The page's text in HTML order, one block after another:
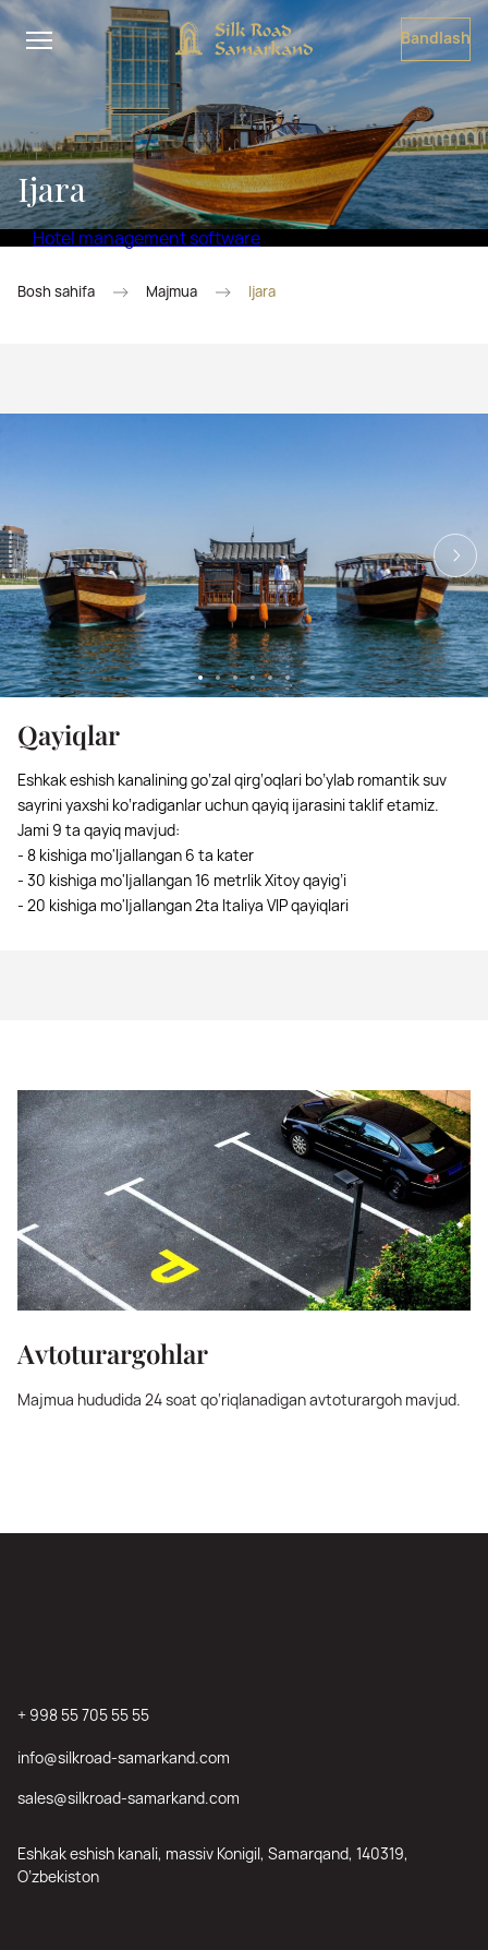
Bandlash
Ijara
Hotel management software
Bosh sahifa Majmua Ijara
Qayiqlar
Eshkak eshish kanalining go‘zal qirg‘oqlari bo’ylab romantik suv
sayrini yaxshi ko‘radiganlar uchun qayiq ijarasini taklif etamiz.
Jami 9 ta qayiq mavjud:
- 8 kishiga mo'ljallangan 6 ta kater
- 30 kishiga mo'ljallangan 16 metrlik Xitoy qayig’i
- 20 kishiga mo'ljallangan 2ta Italiya VIP qayiqlari
Avtoturargohlar
Majmua hududida 24 soat qo‘riqlanadigan avtoturargoh mavjud.
+ 998 55 705 55 55
info@silkroad-samarkand.com
sales@silkroad-samarkand.com
Eshkak eshish kanali, massiv Konigil, Samarqand, 140319,
O’zbekiston